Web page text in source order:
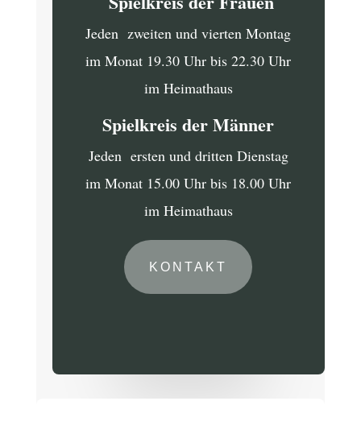
Jeden zweiten und vierten Montag
im Monat 19.30 Uhr bis 22.30 Uhr
im Heimathaus
Spielkreis der Männer
Jeden ersten und dritten Dienstag
im Monat 15.00 Uhr bis 18.00 Uhr
im Heimathaus
KONTAKT